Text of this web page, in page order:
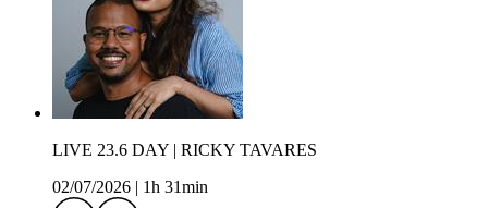
LIVE 23.6 DAY | RICKY TAVARES
02/07/2026
1h 31min